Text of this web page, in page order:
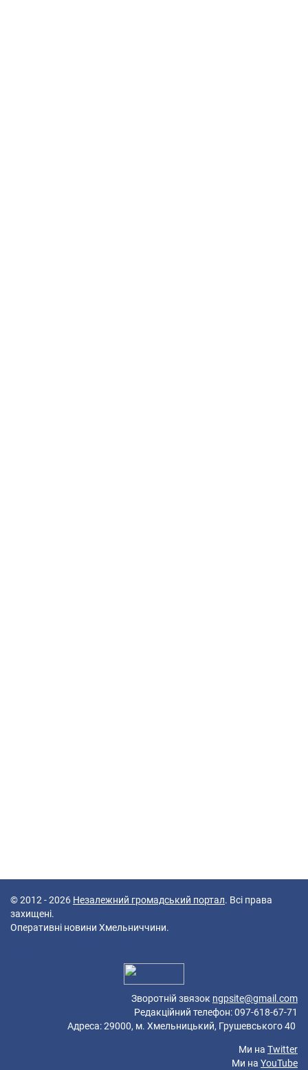
© 2012 - 2026 Незалежний громадський портал. Всі права
захищені.
Оперативні новини Хмельниччини.
Зворотній звязок ngpsite@gmail.com
Редакційний телефон: 097-618-67-71
Адреса: 29000, м. Хмельницький, Грушевського 40
Ми на Twitter
Ми на YouTube